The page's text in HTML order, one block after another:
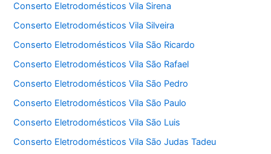
Conserto Eletrodomésticos Vila Sirena
Conserto Eletrodomésticos Vila Silveira
Conserto Eletrodomésticos Vila São Ricardo
Conserto Eletrodomésticos Vila São Rafael
Conserto Eletrodomésticos Vila São Pedro
Conserto Eletrodomésticos Vila São Paulo
Conserto Eletrodomésticos Vila São Luis
Conserto Eletrodomésticos Vila São Judas Tadeu